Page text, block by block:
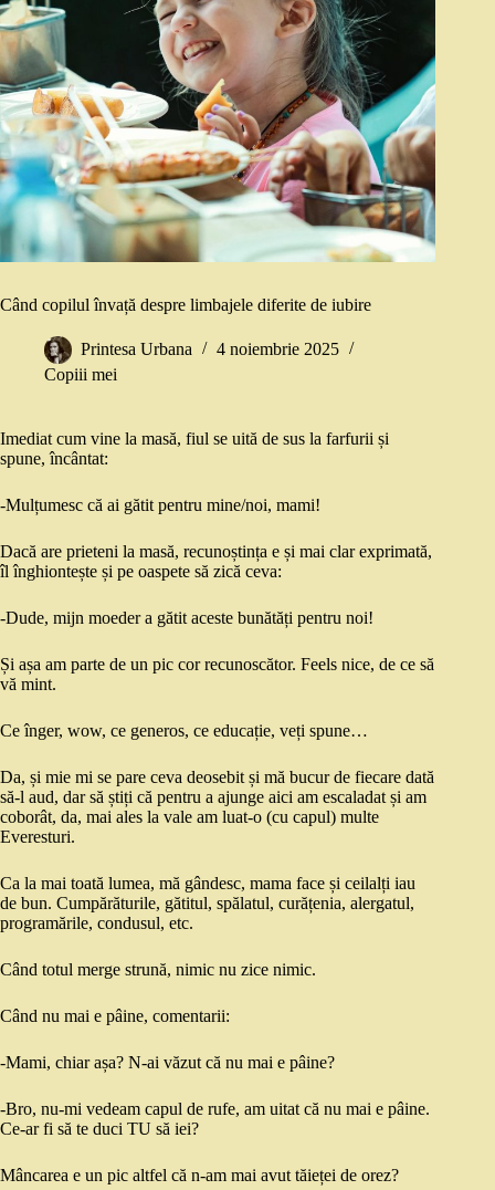
Când copilul învață despre limbajele diferite de iubire
Printesa Urbana
4 noiembrie 2025
Copiii mei
Imediat cum vine la masă, fiul se uită de sus la farfurii și
spune, încântat:
-Mulțumesc că ai gătit pentru mine/noi, mami!
Dacă are prieteni la masă, recunoștința e și mai clar exprimată,
îl înghiontește și pe oaspete să zică ceva:
-Dude, mijn moeder a gătit aceste bunătăți pentru noi!
Și așa am parte de un pic cor recunoscător. Feels nice, de ce să
vă mint.
Ce înger, wow, ce generos, ce educație, veți spune…
Da, și mie mi se pare ceva deosebit și mă bucur de fiecare dată
să-l aud, dar să știți că pentru a ajunge aici am escaladat și am
coborât, da, mai ales la vale am luat-o (cu capul) multe
Everesturi.
Ca la mai toată lumea, mă gândesc, mama face și ceilalți iau
de bun. Cumpărăturile, gătitul, spălatul, curățenia, alergatul,
programările, condusul, etc.
Când totul merge strună, nimic nu zice nimic.
Când nu mai e pâine, comentarii:
-Mami, chiar așa? N-ai văzut că nu mai e pâine?
-Bro, nu-mi vedeam capul de rufe, am uitat că nu mai e pâine.
Ce-ar fi să te duci TU să iei?
Mâncarea e un pic altfel că n-am mai avut tăieței de orez?